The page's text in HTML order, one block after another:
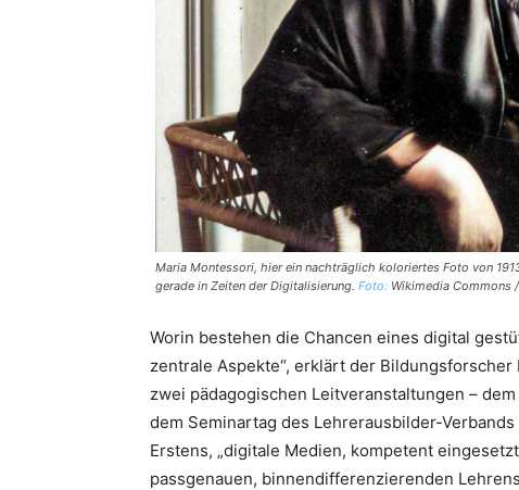
Maria Montessori, hier ein nachträglich koloriertes Foto von
gerade in Zeiten der Digitalisierung. Foto: Wikimedia Commons
Worin bestehen die Chancen eines digital
zentrale Aspekte“, erklärt der
zwei pädagogischen Leitveranstaltungen –
dem Seminartag des Lehrerausbilder-
Erstens, „digitale Medien, kompetent
passgenauen, binnendifferenzierenden